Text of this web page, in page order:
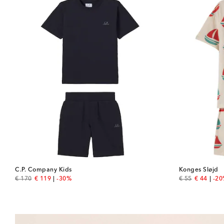
C.P. Company Kids
€ 170
original price
€ 119
discount price
-30%
Konges Sløjd
€ 55
original price
€ 44
discount
-